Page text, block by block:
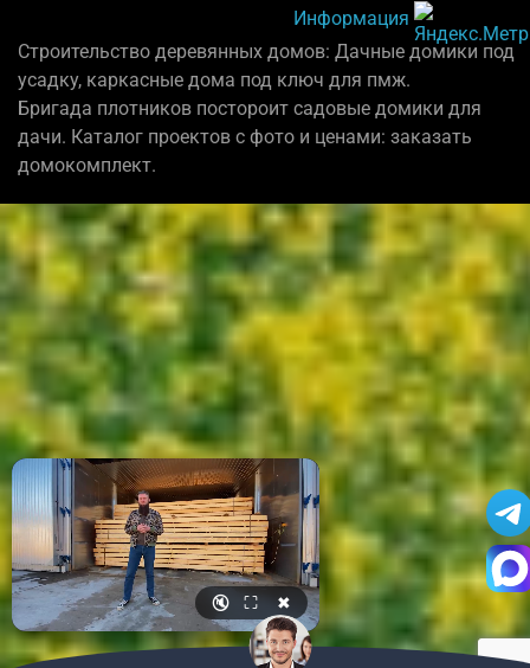
Информация
Строительство деревянных домов: Дачные домики под
усадку, каркасные дома под ключ для пмж.
Бригада плотников постороит садовые домики для
дачи. Каталог проектов с фото и ценами: заказать
домокомплект.
🔇 ⛶ ✖